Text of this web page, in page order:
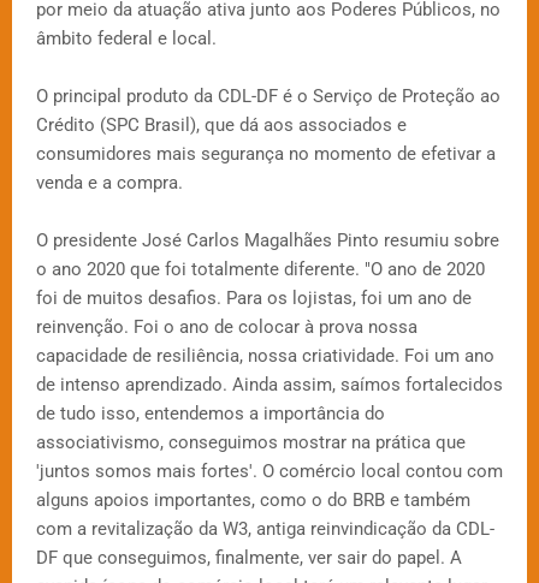
por meio da atuação ativa junto aos Poderes Públicos, no
âmbito federal e local.
O principal produto da CDL-DF é o Serviço de Proteção ao
Crédito (SPC Brasil), que dá aos associados e
consumidores mais segurança no momento de efetivar a
venda e a compra.
O presidente José Carlos Magalhães Pinto resumiu sobre
o ano 2020 que foi totalmente diferente. "O ano de 2020
foi de muitos desafios. Para os lojistas, foi um ano de
reinvenção. Foi o ano de colocar à prova nossa
capacidade de resiliência, nossa criatividade. Foi um ano
de intenso aprendizado. Ainda assim, saímos fortalecidos
de tudo isso, entendemos a importância do
associativismo, conseguimos mostrar na prática que
'juntos somos mais fortes'. O comércio local contou com
alguns apoios importantes, como o do BRB e também
com a revitalização da W3, antiga reinvindicação da CDL-
DF que conseguimos, finalmente, ver sair do papel. A